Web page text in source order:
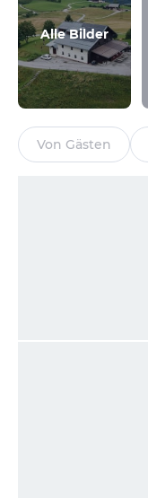
Alle Bilder
Von Gästen